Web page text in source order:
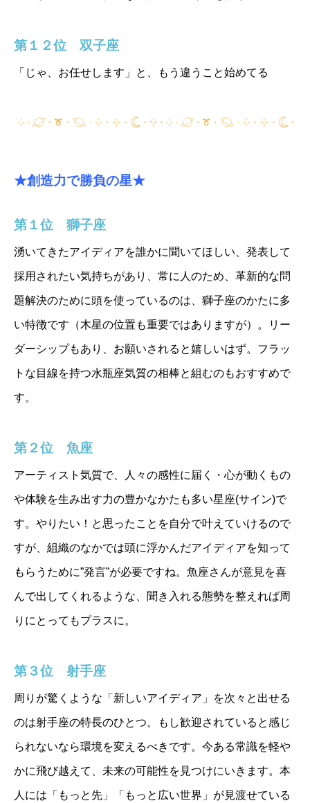
第１２位 双子座
「じゃ、お任せします」と、もう違うこと始めてる
★創造力で勝負の星★
第１位 獅子座
湧いてきたアイディアを誰かに聞いてほしい、発表して
採用されたい気持ちがあり、常に人のため、革新的な問
題解決のために頭を使っているのは、獅子座のかたに多
い特徴です（木星の位置も重要ではありますが）。リー
ダーシップもあり、お願いされると嬉しいはず。フラッ
トな目線を持つ水瓶座気質の相棒と組むのもおすすめで
す。
第２位 魚座
アーティスト気質で、人々の感性に届く・心が動くもの
や体験を生み出す力の豊かなかたも多い星座(サイン)で
す。やりたい！と思ったことを自分で叶えていけるので
すが、組織のなかでは頭に浮かんだアイディアを知って
もらうために”発言”が必要ですね。魚座さんが意見を喜
んで出してくれるような、聞き入れる態勢を整えれば周
りにとってもプラスに。
第３位 射手座
周りが驚くような「新しいアイディア」を次々と出せる
のは射手座の特長のひとつ。もし歓迎されていると感じ
られないなら環境を変えるべきです。今ある常識を軽や
かに飛び越えて、未来の可能性を見つけにいきます。本
人には「もっと先」「もっと広い世界」が見渡せている